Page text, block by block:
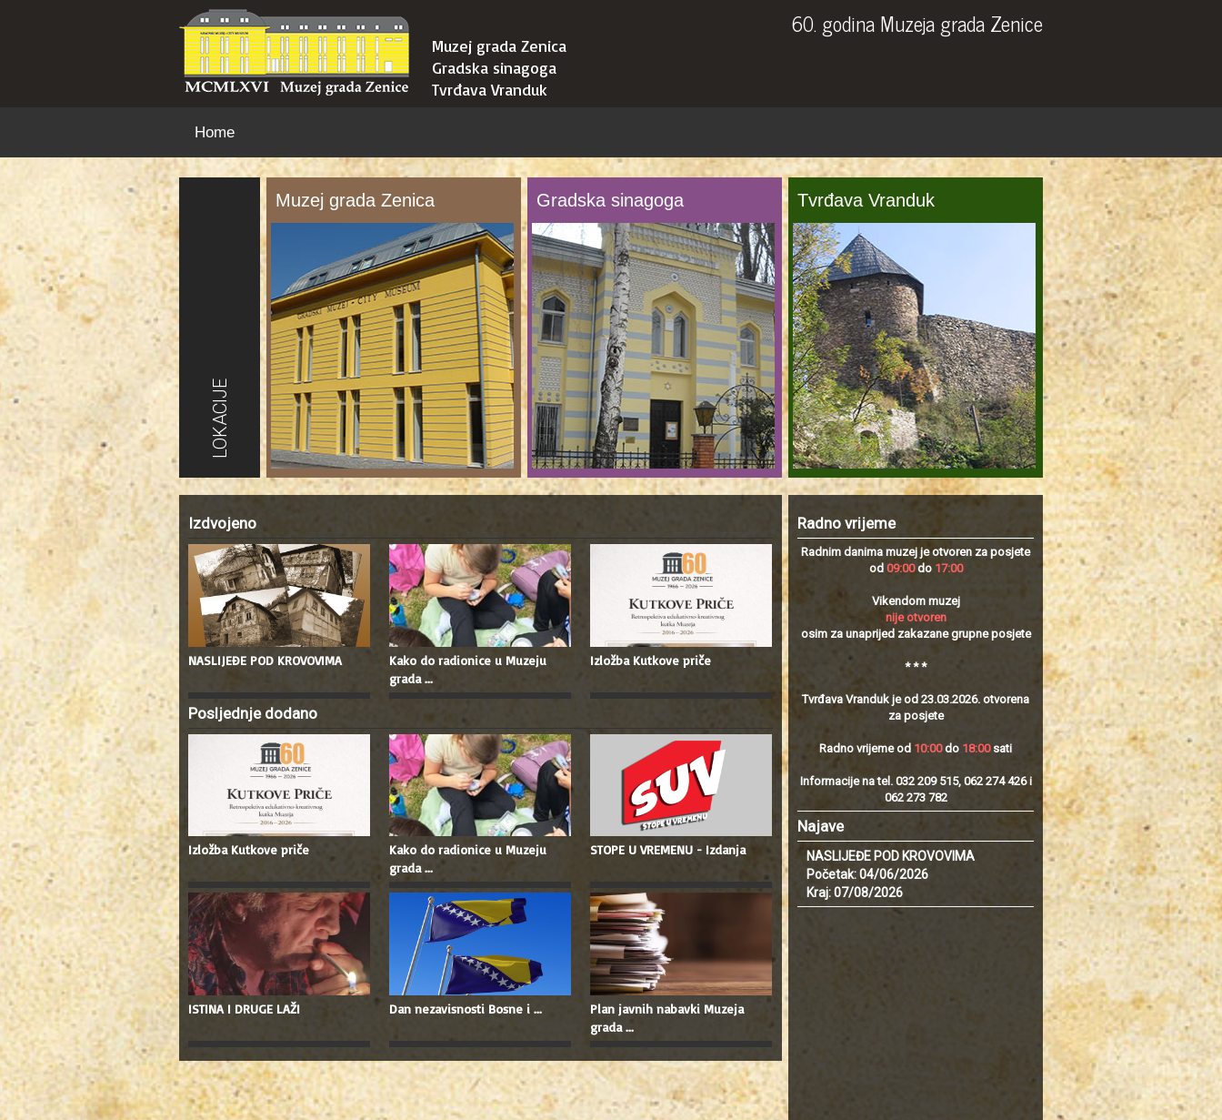
Muzej grada Zenica
Gradska sinagoga
Tvrđava Vranduk
60. godina Muzeja grada Zenice
Home
LOKACIJE
Muzej grada Zenica Gradska sinagoga Tvrđava Vranduk
Izdvojeno
NASLIJEĐE POD KROVOVIMA
Kako do radionice u Muzeju
grada ...
Izložba Kutkove priče
Posljednje dodano
Izložba Kutkove priče
Kako do radionice u Muzeju
grada ...
STOPE U VREMENU - Izdanja
ISTINA I DRUGE LAŽI Dan nezavisnosti Bosne i ...
Plan javnih nabavki Muzeja
grada ...
Radno vrijeme
Radnim danima muzej je otvoren za posjete
od 09:00do 17:00
Vikendom muzej
nije otvoren
osim za unaprijed zakazane grupne posjete
* * *
Tvrđava Vranduk je od 23.03.2026. otvorena
za posjete
Radno vrijeme od 10:00do 18:00sati
Informacije na tel. 032 209 515, 062 274 426 i
062 273 782
Najave
NASLIJEĐE POD KROVOVIMA
Početak: 04/06/2026
Kraj: 07/08/2026